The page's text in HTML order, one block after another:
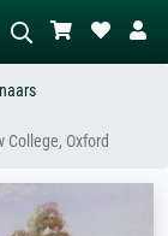
AI-beeldzoeker
met veel rood, donker
staand naakt naast
Oxford